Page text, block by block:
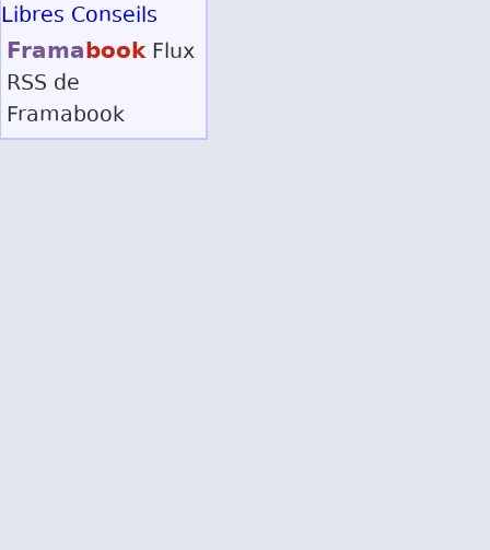
Libres Conseils
Framabook Flux
RSS de
Framabook